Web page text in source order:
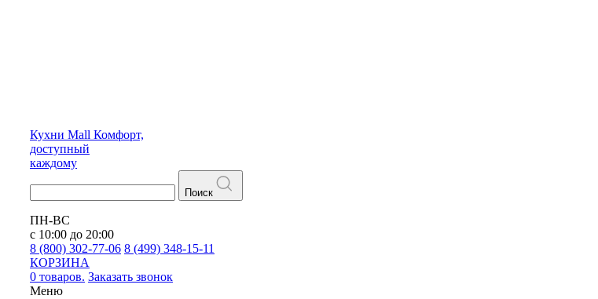
Кухни Mall Комфорт,
доступный
каждому
Поиск
ПН-ВС
с 10:00 до 20:00
8 (800) 302-77-06 8 (499) 348-15-11
КОРЗИНА
0 товаров. Заказать звонок
Меню